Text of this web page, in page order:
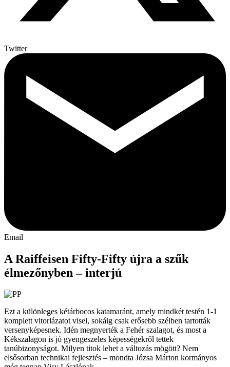
Twitter
Email
A Raiffeisen Fifty-Fifty újra a szűk
élmezőnyben – interjú
Ezt a különleges kétárbocos katamaránt, amely mindkét testén 1-1
komplett vitorlázatot visel, sokáig csak erősebb szélben tartották
versenyképesnek. Idén megnyerték a Fehér szalagot, és most a
Kékszalagon is jó gyengeszeles képességekről tettek
tanúbizonyságot. Milyen titok lehet a változás mögött? Nem
elsősorban technikai fejlesztés – mondta Józsa Márton kormányos